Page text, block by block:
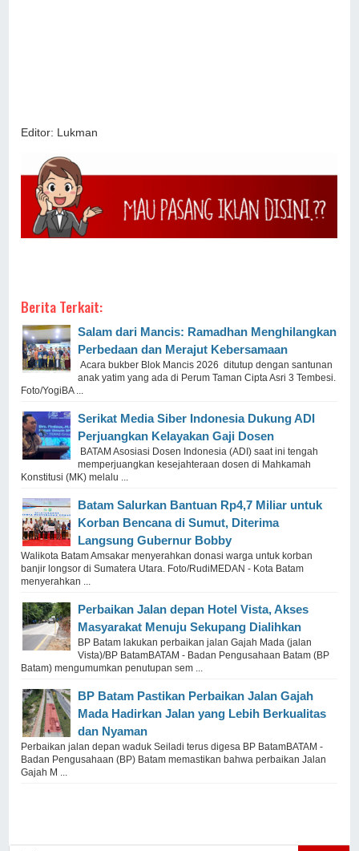
Editor: Lukman
Berita Terkait:
Salam dari Mancis: Ramadhan Menghilangkan
Perbedaan dan Merajut Kebersamaan
Acara bukber Blok Mancis 2026 ditutup dengan santunan
anak yatim yang ada di Perum Taman Cipta Asri 3 Tembesi.
Foto/YogiBA ...
Serikat Media Siber Indonesia Dukung ADI
Perjuangkan Kelayakan Gaji Dosen
BATAM Asosiasi Dosen Indonesia (ADI) saat ini tengah
memperjuangkan kesejahteraan dosen di Mahkamah
Konstitusi (MK) melalu ...
Batam Salurkan Bantuan Rp4,7 Miliar untuk
Korban Bencana di Sumut, Diterima
Langsung Gubernur Bobby
Walikota Batam Amsakar menyerahkan donasi warga untuk korban
banjir longsor di Sumatera Utara. Foto/RudiMEDAN - Kota Batam
menyerahkan ...
Perbaikan Jalan depan Hotel Vista, Akses
Masyarakat Menuju Sekupang Dialihkan
BP Batam lakukan perbaikan jalan Gajah Mada (jalan
Vista)/BP BatamBATAM - Badan Pengusahaan Batam (BP
Batam) mengumumkan penutupan sem ...
BP Batam Pastikan Perbaikan Jalan Gajah
Mada Hadirkan Jalan yang Lebih Berkualitas
dan Nyaman
Perbaikan jalan depan waduk Seiladi terus digesa BP BatamBATAM -
Badan Pengusahaan (BP) Batam memastikan bahwa perbaikan Jalan
Gajah M ...